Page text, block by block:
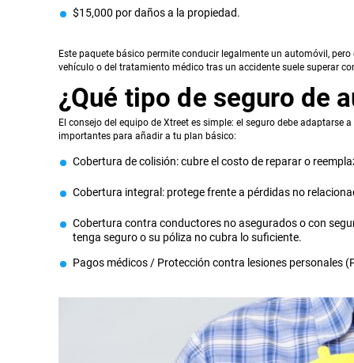
$15,000 por daños a la propiedad.
Este paquete básico permite conducir legalmente un automóvil,
vehículo o del tratamiento médico tras un accidente suele superar
¿Qué tipo de seguro de
El consejo del equipo de Xtreet es simple: el seguro debe
importantes para añadir a tu plan básico:
Cobertura de colisión: cubre el costo de reparar o
Cobertura integral: protege frente a pérdidas no
Cobertura contra conductores no asegurados o con
tenga seguro o su póliza no cubra lo suficiente.
Pagos médicos / Protección contra lesiones personales